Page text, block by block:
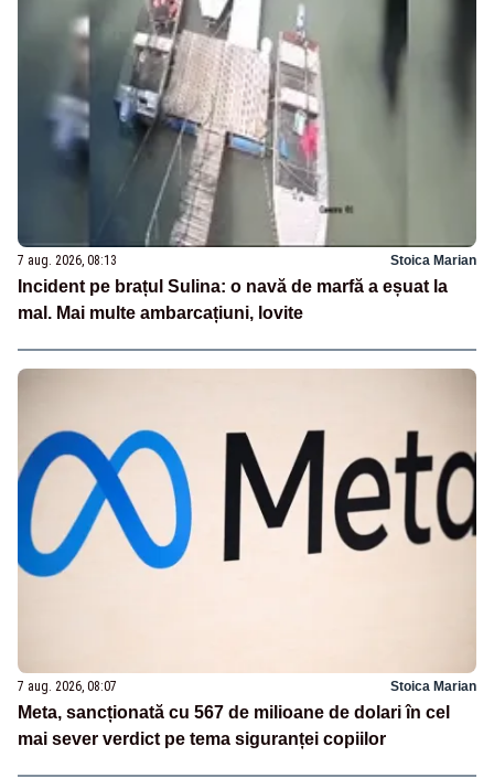
7 aug. 2026, 08:13 Stoica Marian
Incident pe brațul Sulina: o navă de marfă a eșuat la
mal. Mai multe ambarcațiuni, lovite
7 aug. 2026, 08:07 Stoica Marian
Meta, sancționată cu 567 de milioane de dolari în cel
mai sever verdict pe tema siguranței copiilor